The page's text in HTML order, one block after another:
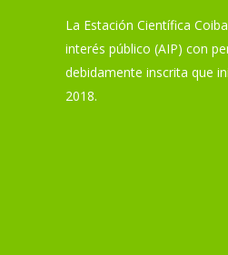
La Estación Científica
interés público (AIP) con
debidamente inscrita que
2018.